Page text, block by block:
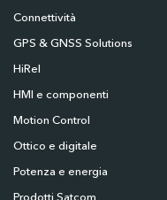
Connettività
GPS & GNSS Solutions
HiRel
HMI e componenti
Motion Control
Ottico e digitale
Potenza e energia